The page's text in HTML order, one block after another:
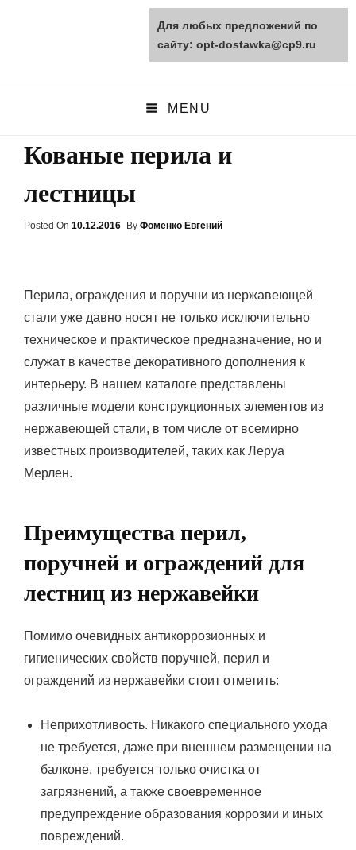
opt-dostawka.ru
MENU
Кованые перила и
лестницы
Posted On Posted
10.12.2016 By Фоменко Евгений
Перила, ограждения и поручни из нержавеющей
стали уже давно носят не только исключительно
техническое и практическое предназначение, но и
служат в качестве декоративного дополнения к
интерьеру. В нашем каталоге представлены
различные модели конструкционных элементов из
нержавеющей стали, в том числе от всемирно
известных производителей, таких как Леруа
Мерлен.
Преимущества перил,
поручней и ограждений для
лестниц из нержавейки
Помимо очевидных антикоррозионных и
гигиенических свойств поручней, перил и
ограждений из нержавейки стоит отметить:
Неприхотливость. Никакого специального ухода
не требуется, даже при внешнем размещении на
балконе, требуется только очистка от
загрязнений, а также своевременное
предупреждение образования коррозии и иных
повреждений.
Для любых предложений по
сайту: opt-dostawka@cp9.ru